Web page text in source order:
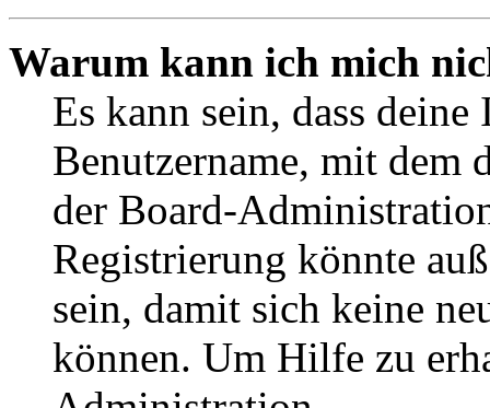
Warum kann ich mich
Es kann sein, dass
Benutzername, mit dem
der Board-
Registrierung könnte
sein, damit sich keine
können. Um Hilfe zu